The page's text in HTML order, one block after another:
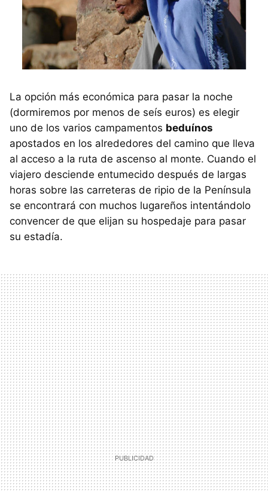
La opción más económica para pasar la noche
(dormiremos por menos de seís euros) es elegir
uno de los varios campamentos beduínos
apostados en los alrededores del camino que lleva
al acceso a la ruta de ascenso al monte. Cuando el
viajero desciende entumecido después de largas
horas sobre las carreteras de ripio de la Península
se encontrará con muchos lugareños intentándolo
convencer de que elijan su hospedaje para pasar
su estadía.